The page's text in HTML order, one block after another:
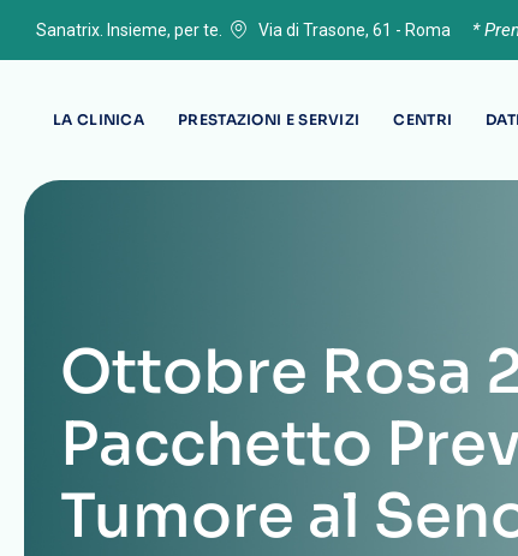
Sanatrix. Insieme, per te. Via di Trasone, 61 - Roma *
LA CLINICA PRESTAZIONI E SERVIZI CENTRI
Ottobre Rosa
Pacchetto
Tumore al